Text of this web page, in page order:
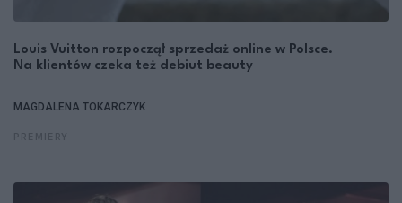
Louis Vuitton rozpoczął sprzedaż online w Polsce.
Na klientów czeka też debiut beauty
MAGDALENA TOKARCZYK